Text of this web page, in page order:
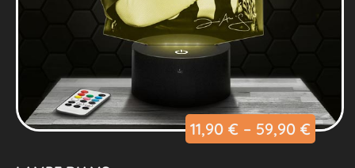
11,90 € – 59,90 €